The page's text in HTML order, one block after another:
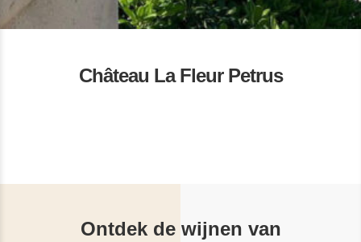
Château La Fleur Petrus
Ontdek de wijnen van